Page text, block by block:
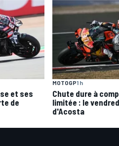
et ses
de
MOTOGP1 h
Chute dure à
limitée : le
d'Acosta